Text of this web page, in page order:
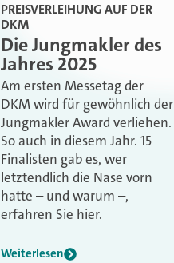
PREISVERLEIHUNG AUF DER
DKM
Die Jungmakler des
Jahres 2025
Am ersten Messetag der
DKM wird für gewöhnlich der
Jungmakler Award verliehen.
So auch in diesem Jahr. 15
Finalisten gab es, wer
letztendlich die Nase vorn
hatte – und warum –,
erfahren Sie hier.
Weiterlesen